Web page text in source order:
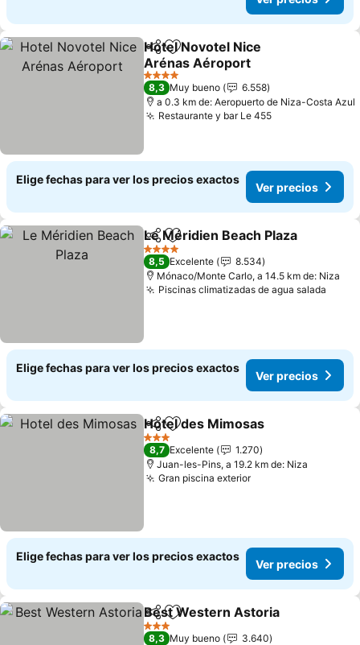
CompartirAgregar a favoritos
Hotel Novotel Nice
Arénas Aéroport
4 Estrellas
8,3 Muy bueno
6.558
a 0.3 km de: Aeropuerto de Niza-Costa Azul
Restaurante y bar Le 455
Elige fechas para ver los precios exactos
Ver precios
CompartirAgregar a favoritos
Le Méridien Beach Plaza
4 Estrellas
8,5 Excelente
8.534
Mónaco/Monte Carlo, a 14.5 km de: Niza
Piscinas climatizadas de agua salada
Elige fechas para ver los precios exactos
Ver precios
CompartirAgregar a favoritos
Hotel des Mimosas
3 Estrellas
8,7 Excelente
1.270
Juan-les-Pins, a 19.2 km de: Niza
Gran piscina exterior
Elige fechas para ver los precios exactos
Ver precios
CompartirAgregar a favoritos
Best Western Astoria
3 Estrellas
8,3 Muy bueno
3.640